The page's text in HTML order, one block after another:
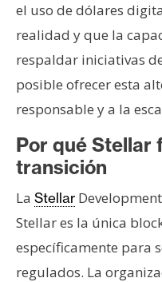
el uso de dólares
realidad y que la
respaldar iniciativas
posible ofrecer esta
responsable y a la
Por qué Stellar
transición
La Stellar
Stellar es la única
específicamente para
regulados. La